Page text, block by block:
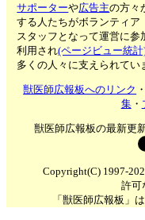
サポーターや広告主の方々
する人たちがボランティア
スタッフとなって運営に参
利用され(ページビュー統計
多くの人々に支えられてい
獣医師広報板へのリンク
集・
獣医師広報板の最新更
Copyright(C) 1997-
許可
「獣医師広報板」